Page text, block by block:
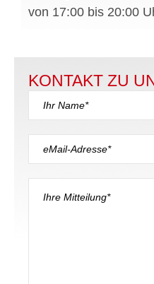
von 17:00 bis 20:00
KONTAKT ZU